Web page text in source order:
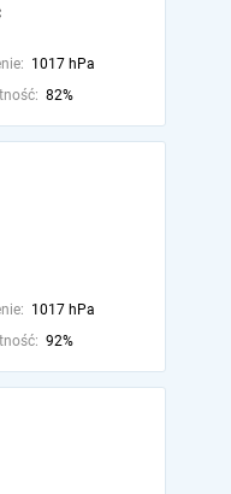
1017 hPa
82%
1017 hPa
92%